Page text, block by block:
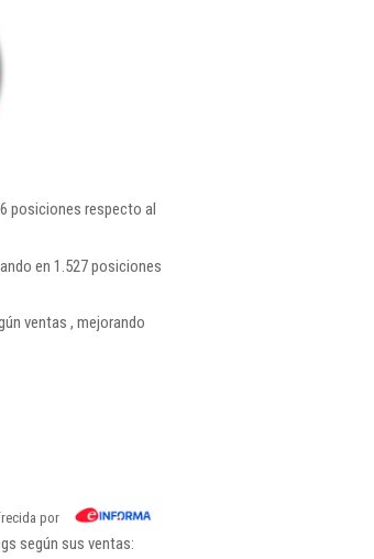
posiciones respecto al
en 1.527 posiciones
ventas , mejorando
por
según sus ventas: